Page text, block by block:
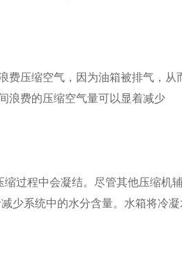
费压缩空气，因为油箱被排气，
浪费的压缩空气量可以显着减少
过程中会凝结。尽管其他压缩机
少系统中的水分含量。水箱将冷